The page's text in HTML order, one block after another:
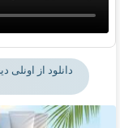
دانلود از